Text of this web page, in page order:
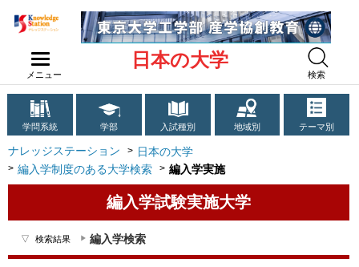
メニュー
日本の大学
検索
学問系統 学部 入試種別 地域別 テーマ別
ナレッジステーション
日本の大学
編入学制度のある大学検索
編入学実施
編入学試験実施大学
検索結果 編入学検索